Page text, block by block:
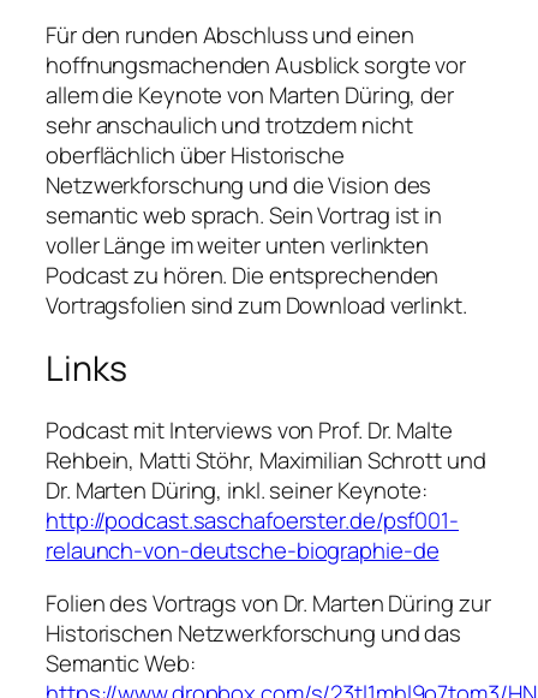
Für den runden Abschluss und einen
hoffnungsmachenden Ausblick sorgte vor
allem die Keynote von Marten Düring, der
sehr anschaulich und trotzdem nicht
oberflächlich über Historische
Netzwerkforschung und die Vision des
semantic web sprach. Sein Vortrag ist in
voller Länge im weiter unten verlinkten
Podcast zu hören. Die entsprechenden
Vortragsfolien sind zum Download verlinkt.
Links
Podcast mit Interviews von Prof. Dr. Malte
Rehbein, Matti Stöhr, Maximilian Schrott und
Dr. Marten Düring, inkl. seiner Keynote:
http://podcast.saschafoerster.de/psf001-
relaunch-von-deutsche-biographie-de
Folien des Vortrags von Dr. Marten Düring zur
Historischen Netzwerkforschung und das
Semantic Web: